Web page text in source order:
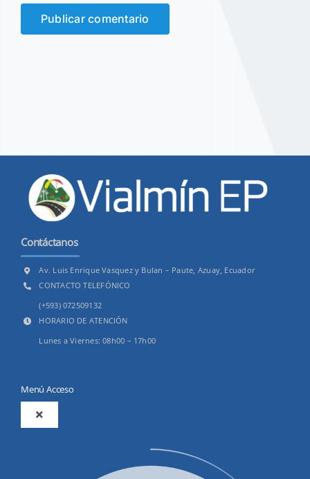
Contáctanos
Av. Luis Enrique Vasquez y Bulan – Paute, Azuay, Ecuador
CONTACTO TELEFÓNICO
(+593) 072509132
HORARIO DE ATENCIÓN
Lunes a Viernes: 08h00 – 17h00
Menú Acceso
Toggle